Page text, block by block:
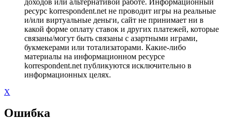
ресурс korrespondent.net не проводит игры на реальные
и/или виртуальные деньги, сайт не принимает ни в
какой форме оплату ставок и других платежей, которые
связаны/могут быть связаны с азартными играми,
букмекерами или тотализаторами. Какие-либо
материалы на информационном ресурсе
korrespondent.net публикуются исключительно в
информационных целях.
X
Ошибка